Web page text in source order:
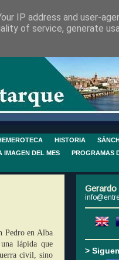
HISTORIA
IMAGEN DEL MES
PROGRAMAS
Pedro en Alba
lápida que
civil, sino
Gerardo
>
IP address and user-
of service, generate